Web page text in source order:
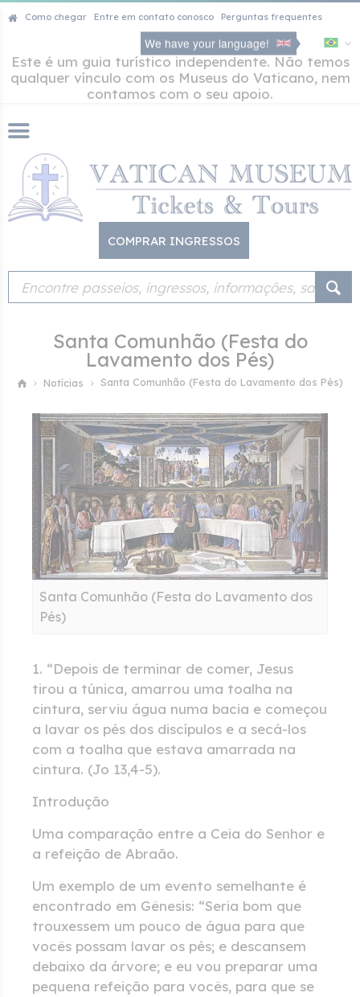
Como chegar Entre em contato conosco Perguntas frequentes
We have your language!
Este é um guia turístico independente. Não temos
qualquer vínculo com os Museus do Vaticano, nem
contamos com o seu apoio.
COMPRAR INGRESSOS
Santa Comunhão (Festa do
Lavamento dos Pés)
Notícias Santa Comunhão (Festa do Lavamento dos Pés)
Santa Comunhão (Festa do Lavamento dos
Pés)
1. “Depois de terminar de comer, Jesus
tirou a túnica, amarrou uma toalha na
cintura, serviu água numa bacia e começou
a lavar os pés dos discípulos e a secá-los
com a toalha que estava amarrada na
cintura. (Jo 13,4-5).
Introdução
Uma comparação entre a Ceia do Senhor e
a refeição de Abraão.
Um exemplo de um evento semelhante é
encontrado em Gênesis: “Seria bom que
trouxessem um pouco de água para que
vocês possam lavar os pés; e descansem
debaixo da árvore; e eu vou preparar uma
pequena refeição para vocês, para que se